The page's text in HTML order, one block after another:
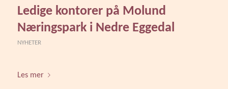
Ledige kontorer på Molund
Næringspark i Nedre Eggedal
NYHETER
Les mer